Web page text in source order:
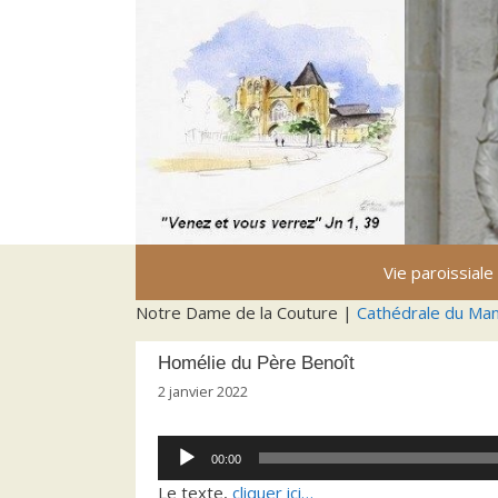
Vie paroissiale
Notre Dame de la Couture | Cathédrale du
Homélie du Père Benoît
2 janvier 2022
Lecteur
audio
00:00
Le texte, cliquer ici…